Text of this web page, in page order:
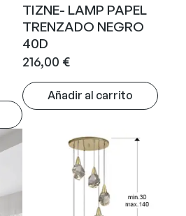
TIZNE- LAMP PAPEL
TRENZADO NEGRO
40D
216,00 €
Añadir al carrito